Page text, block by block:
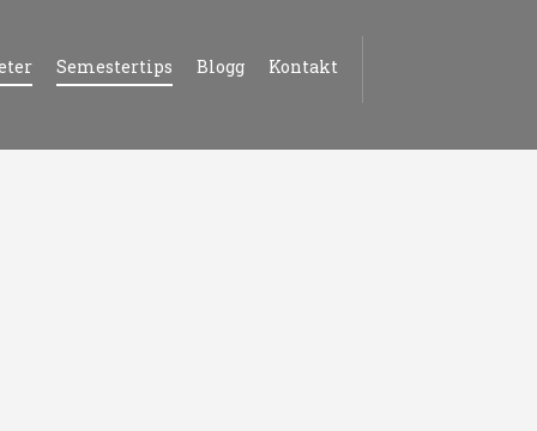
Semestertips Blogg Kontakt